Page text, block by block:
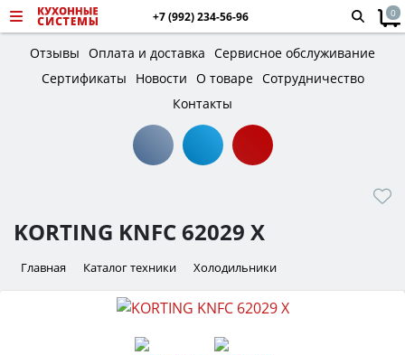
+7 (992) 234-56-96 0
Отзывы Оплата и доставка Сервисное обслуживание
Сертификаты
Новости О товаре Сотрудничество
Контакты
KORTING KNFC 62029 X
Главная Каталог техники Холодильники